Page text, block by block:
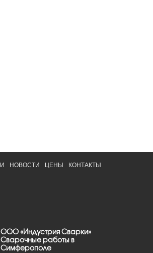
НОВОСТИ ЦЕНЫ КОНТАКТЫ
ООО «Индустрия Сварки»
Сварочные работы в
Симферополе